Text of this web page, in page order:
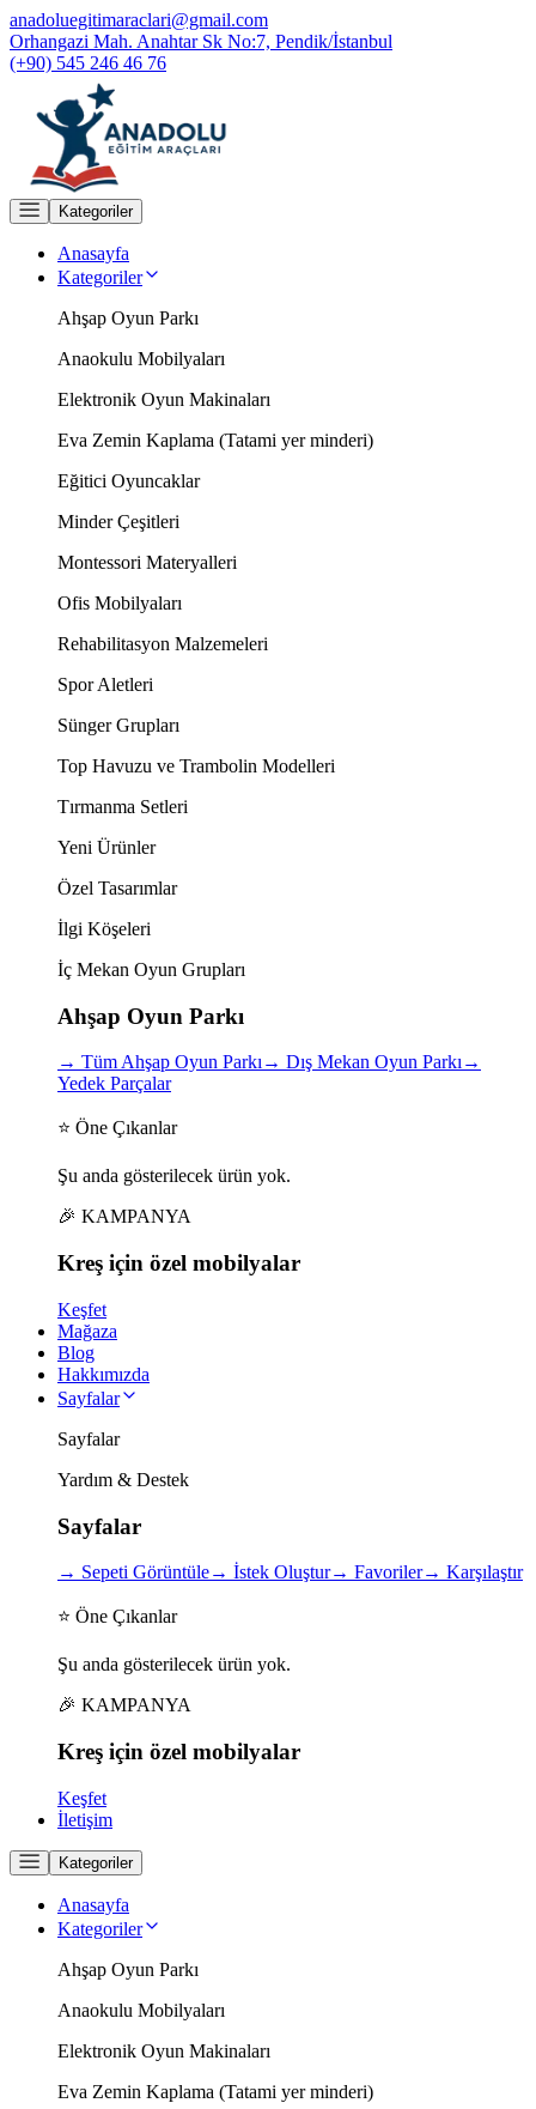
anadoluegitimaraclari@gmail.com
Orhangazi Mah. Anahtar Sk No:7, Pendik/İstanbul
(+90) 545 246 46 76
Kategoriler
Anasayfa
Kategoriler
Ahşap Oyun Parkı
Anaokulu Mobilyaları
Elektronik Oyun Makinaları
Eva Zemin Kaplama (Tatami yer minderi)
Eğitici Oyuncaklar
Minder Çeşitleri
Montessori Materyalleri
Ofis Mobilyaları
Rehabilitasyon Malzemeleri
Spor Aletleri
Sünger Grupları
Top Havuzu ve Trambolin Modelleri
Tırmanma Setleri
Yeni Ürünler
Özel Tasarımlar
İlgi Köşeleri
İç Mekan Oyun Grupları
Ahşap Oyun Parkı
→ Tüm Ahşap Oyun Parkı→ Dış Mekan Oyun Parkı→
Yedek Parçalar
⭐ Öne Çıkanlar
Şu anda gösterilecek ürün yok.
🎉 KAMPANYA
Kreş için özel mobilyalar
Keşfet
Mağaza
Blog
Hakkımızda
Sayfalar
Sayfalar
Yardım & Destek
Sayfalar
→ Sepeti Görüntüle→ İstek Oluştur→ Favoriler→ Karşılaştır
⭐ Öne Çıkanlar
Şu anda gösterilecek ürün yok.
🎉 KAMPANYA
Kreş için özel mobilyalar
Keşfet
İletişim
Kategoriler
Anasayfa
Kategoriler
Ahşap Oyun Parkı
Anaokulu Mobilyaları
Elektronik Oyun Makinaları
Eva Zemin Kaplama (Tatami yer minderi)